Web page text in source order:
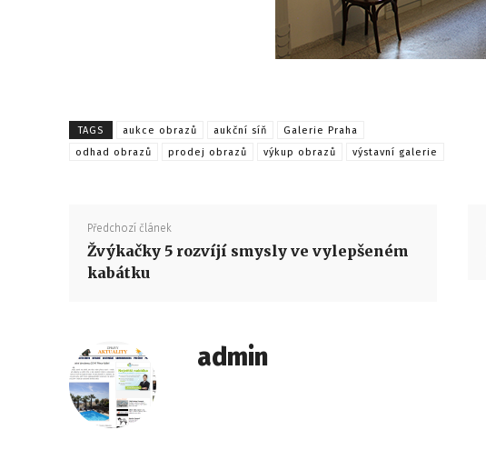
TAGS aukce obrazů aukční síň
Galerie Praha
odhad obrazů
prodej obrazů výkup obrazů výstavní galerie
Předchozí článek
Žvýkačky 5 rozvíjí smysly ve vylepšeném
kabátku
admin